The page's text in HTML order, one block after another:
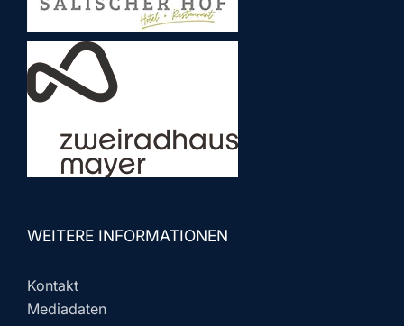
WEITERE INFORMATIONEN
Kontakt
Mediadaten